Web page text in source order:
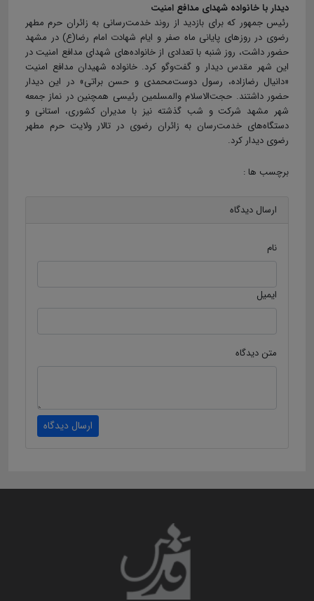
دیدار با خانواده شهدای مدافع امنیت
رئیس جمهور که برای بازدید از روند خدمت‌رسانی به زائران حرم مطهر
رضوی در روزهای پایانی ماه صفر و ایام شهادت امام رضا(ع) در مشهد
حضور داشت، روز شنبه با تعدادی از خانواده‌های شهدای مدافع امنیت در
این شهر مقدس دیدار و گفت‌وگو کرد. خانواده شهیدان مدافع امنیت
«دانیال رضازاده، رسول دوست‌محمدی و حسن براتی» در این دیدار
حضور داشتند. حجت‌الاسلام والمسلمین رئیسی همچنین در نماز جمعه
شهر مشهد شرکت و شب گذشته نیز با مدیران کشوری، استانی و
دستگاه‌های خدمت‌رسان به زائران رضوی در تالار ولایت حرم مطهر
رضوی دیدار کرد.
برچسب ها :
ارسال دیدگاه
نام
ایمیل
متن دیدگاه
ارسال دیدگاه